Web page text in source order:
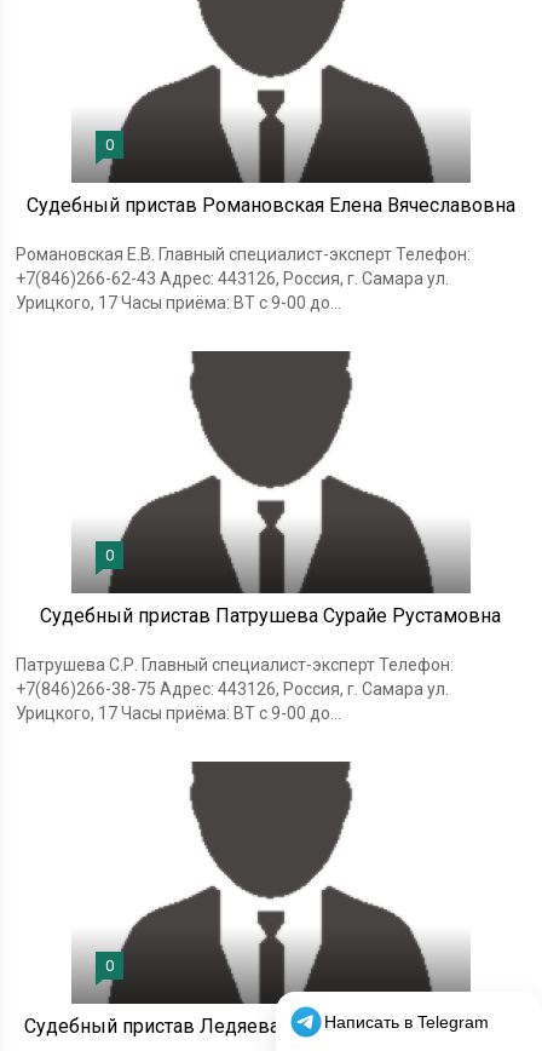
0
Судебный пристав Романовская Елена Вячеславовна
Романовская Е.В. Главный специалист-эксперт Телефон:
+7(846)266-62-43 Адрес: 443126, Россия, г. Самара ул.
Урицкого, 17 Часы приёма: ВТ с 9-00 до...
0
Судебный пристав Патрушева Сурайе Рустамовна
Патрушева С.Р. Главный специалист-эксперт Телефон:
+7(846)266-38-75 Адрес: 443126, Россия, г. Самара ул.
Урицкого, 17 Часы приёма: ВТ с 9-00 до...
0
Судебный пристав Ледяева Екатерина Владимировна